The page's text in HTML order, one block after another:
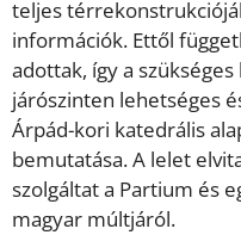
teljes
információk. Ettől
adottak, így a
járószinten lehetséges
Árpád-kori katedrális
bemutatása. A lelet
szolgáltat a Partium és
magyar múltjáról.